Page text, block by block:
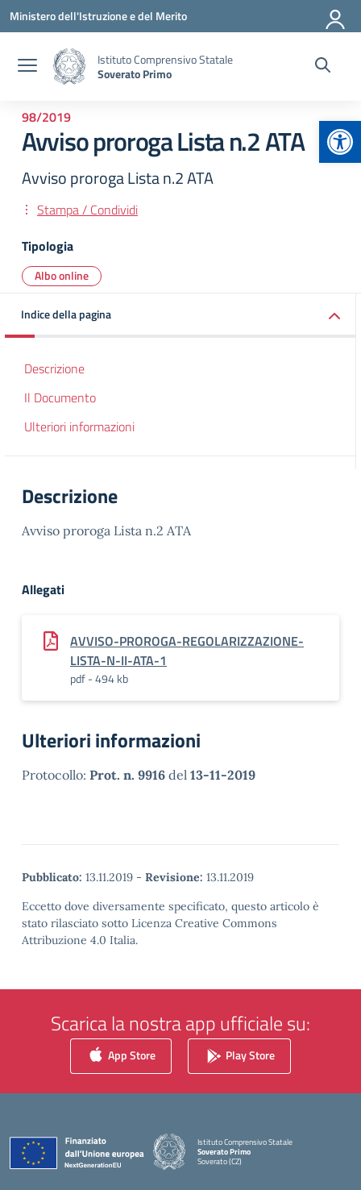
Vai ai contenuti
Vai al menu di navigazione
Vai al footer
Ministero dell'Istruzione e del Merito
Istituto Comprensivo Statale
Soverato Primo
98/2019
Avviso proroga Lista n.2 ATA
Avviso proroga Lista n.2 ATA
Stampa / Condividi
Tipologia
Albo online
Indice della pagina
Descrizione
Il Documento
Ulteriori informazioni
Descrizione
Avviso proroga Lista n.2 ATA
Allegati
AVVISO-PROROGA-REGOLARIZZAZIONE-
LISTA-N-II-ATA-1
pdf - 494 kb
Ulteriori informazioni
Protocollo: Prot. n. 9916 del 13-11-2019
Pubblicato: 13.11.2019 - Revisione: 13.11.2019
Eccetto dove diversamente specificato, questo articolo è
stato rilasciato sotto Licenza Creative Commons
Attribuzione 4.0 Italia.
Scarica la nostra app ufficiale su:
App Store Play Store
Istituto Comprensivo Statale
Soverato Primo
Soverato (CZ)